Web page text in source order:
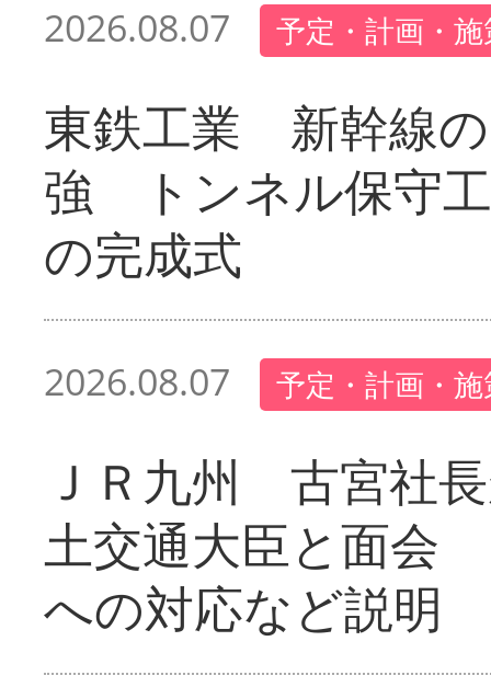
2026.08.07 予定・計画・
東鉄工業 新幹線
強 トンネル保守
の完成式
2026.08.07 予定・計画・
ＪＲ九州 古宮社
土交通大臣と面会
への対応など説明